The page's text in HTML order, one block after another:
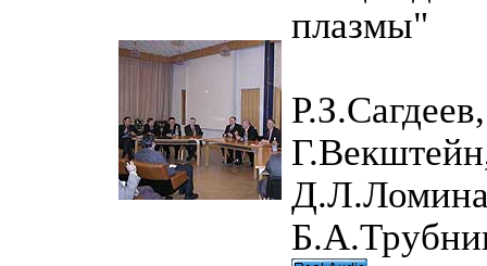
плазмы"